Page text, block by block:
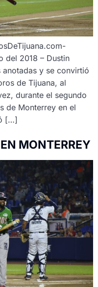
del 2018 – Dustin
anotadas y se convirtió
de Tijuana, al
durante el segundo
de Monterrey en el
[…]
MONTERREY